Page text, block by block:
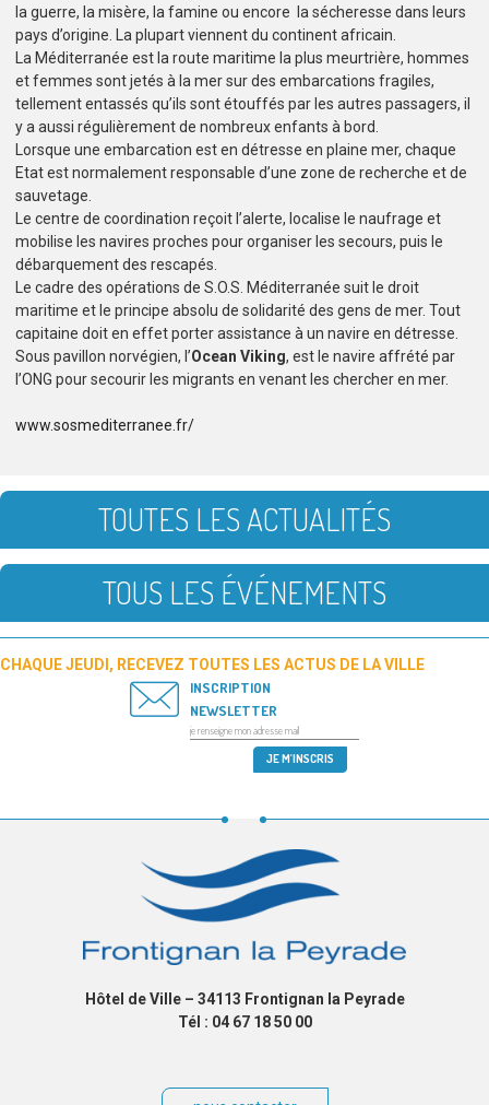
la guerre, la misère, la famine ou encore la sécheresse dans leurs
pays d’origine. La plupart viennent du continent africain.
La Méditerranée est la route maritime la plus meurtrière, hommes
et femmes sont jetés à la mer sur des embarcations fragiles,
tellement entassés qu’ils sont étouffés par les autres passagers, il
y a aussi régulièrement de nombreux enfants à bord.
Lorsque une embarcation est en détresse en plaine mer, chaque
Etat est normalement responsable d’une zone de recherche et de
sauvetage.
Le centre de coordination reçoit l’alerte, localise le naufrage et
mobilise les navires proches pour organiser les secours, puis le
débarquement des rescapés.
Le cadre des opérations de S.O.S. Méditerranée suit le droit
maritime et le principe absolu de solidarité des gens de mer. Tout
capitaine doit en effet porter assistance à un navire en détresse.
Sous pavillon norvégien, l’Ocean Viking, est le navire affrété par
l’ONG pour secourir les migrants en venant les chercher en mer.
www.sosmediterranee.fr/
TOUTES LES ACTUALITÉS
TOUS LES ÉVÉNEMENTS
CHAQUE JEUDI, RECEVEZ TOUTES LES ACTUS DE LA VILLE
INSCRIPTION
NEWSLETTER
Hôtel de Ville – 34113 Frontignan la Peyrade
Tél : 04 67 18 50 00